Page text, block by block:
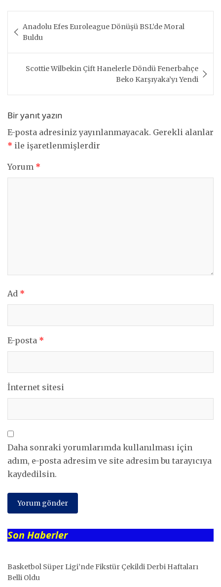
gezinmesi
Anadolu Efes Euroleague Dönüşü BSL’de Moral
Buldu
Scottie Wilbekin Çift Hanelerle Döndü Fenerbahçe
Beko Karşıyaka’yı Yendi
Bir yanıt yazın
E-posta adresiniz yayınlanmayacak. Gerekli alanlar
* ile işaretlenmişlerdir
Yorum *
Ad *
E-posta *
İnternet sitesi
Daha sonraki yorumlarımda kullanılması için
adım, e-posta adresim ve site adresim bu tarayıcıya
kaydedilsin.
Son Haberler
Basketbol Süper Ligi’nde Fikstür Çekildi Derbi Haftaları
Belli Oldu